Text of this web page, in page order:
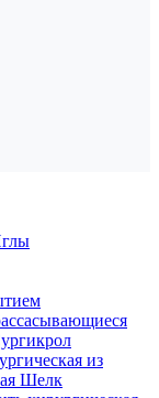
из
Шелк